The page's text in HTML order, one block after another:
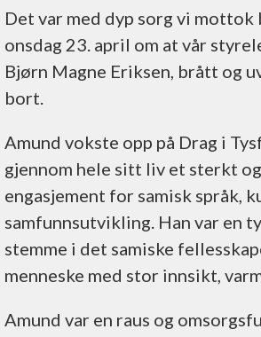
Det var med dyp sorg vi mottok
onsdag 23. april om at vår
Bjørn Magne Eriksen, brått og
bort.
Amund vokste opp på Drag i
gjennom hele sitt liv et sterkt
engasjement for samisk språk,
samfunnsutvikling. Han var en
stemme i det samiske
menneske med stor innsikt,
Amund var en raus og